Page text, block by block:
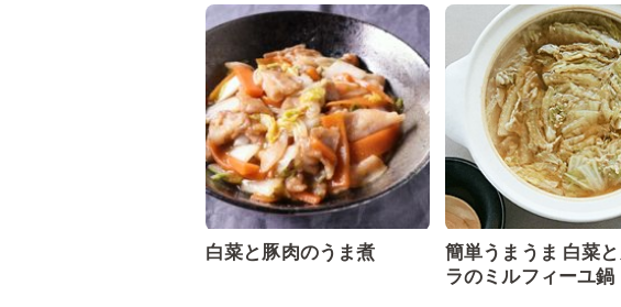
白菜と豚肉のうま煮
簡単うまうま 白菜
ラのミルフィーユ鍋